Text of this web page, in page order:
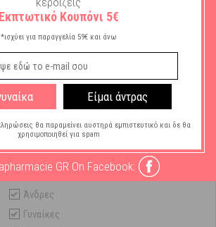
Solgar
Vit D
Λιπαρά Οξέα
Άνδρες
Γυναίκες
Εκπτωτικό Κουπόνι 5€
*ισχύει για παραγγελία 59€ και άνω
Είμαι άντρας
θα παραμείνει αυστηρά εμπιστευτικό και δε θα
χρησιμοποιηθεί για spam
GR On Facebook: